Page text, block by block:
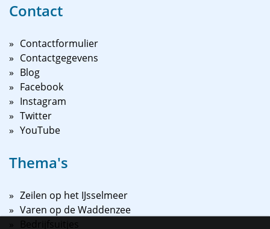
Contact
Contactformulier
Contactgegevens
Blog
Facebook
Instagram
Twitter
YouTube
Thema's
Zeilen op het IJsselmeer
Varen op de Waddenzee
Bedrijfsuitjes